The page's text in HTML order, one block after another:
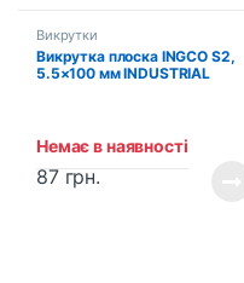
Викрутки
Викрутка плоска INGCO S2,
5.5×100 мм INDUSTRIAL
Немає в наявності
87 грн.